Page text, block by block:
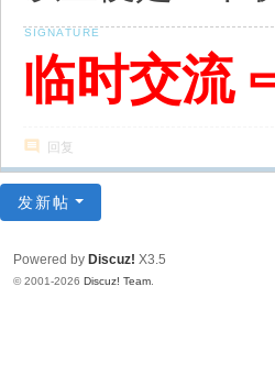
临时交流
回复
发新帖
Powered by Discuz! X3.5
© 2001-2026 Discuz! Team